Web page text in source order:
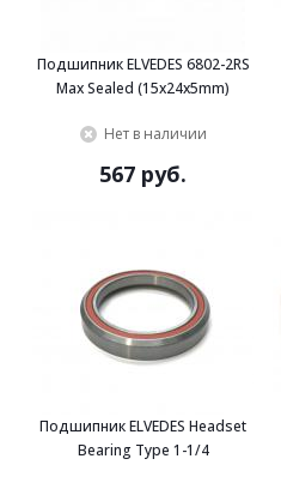
Подшипник ELVEDES 6802-2RS
Max Sealed (15x24x5mm)
Нет в наличии
567 руб.
Подшипник ELVEDES Headset
Bearing Type 1-1/4